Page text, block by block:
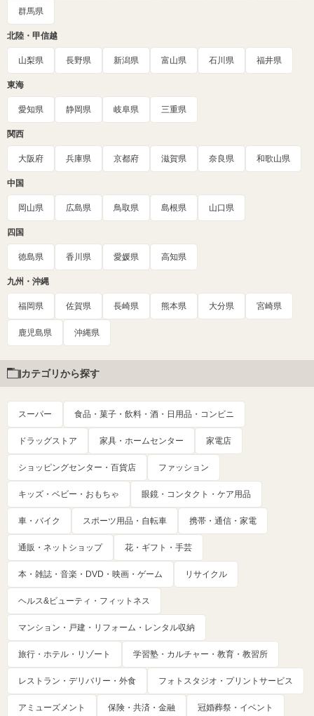
群馬県
北陸・甲信越
山梨県 長野県 新潟県 富山県 石川県 福井県
東海
愛知県 静岡県 岐阜県 三重県
関西
大阪府 兵庫県 京都府 滋賀県 奈良県 和歌山県
中国
岡山県 広島県 鳥取県 島根県 山口県
四国
徳島県 香川県 愛媛県 高知県
九州・沖縄
福岡県 佐賀県 長崎県 熊本県 大分県 宮崎県
鹿児島県 沖縄県
カテゴリから探す
スーパー 食品・菓子・飲料・酒・日用品・コンビニ
ドラッグストア 家具・ホームセンター 家電店
ショッピングセンター・百貨店 ファッション
キッズ・ベビー・おもちゃ 眼鏡・コンタクト・ケア用品
車・バイク スポーツ用品・自転車 携帯・通信・家電
通販・ネットショップ 花・ギフト・手芸
本・雑誌・音楽・DVD・映画・ゲーム リサイクル
ヘルス&ビューティ・フィットネス
マンション・戸建・リフォーム・レンタル収納
旅行・ホテル・リゾート 学習塾・カルチャー・教育・教習所
レストラン・デリバリー・外食 フォトスタジオ・プリントサービス
アミューズメント 保険・共済・金融 冠婚葬祭・イベント